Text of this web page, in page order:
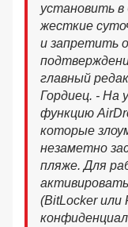
установить в
жесткие
и запретить
главный
Гордиец. - На
функцию
которые
незаметно
пляже. Для
(BitLocker или